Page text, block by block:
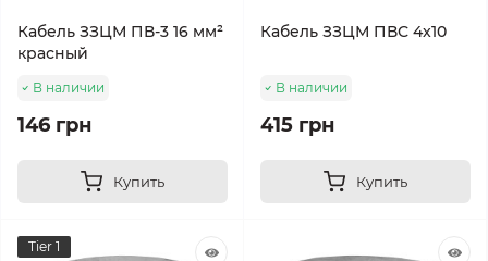
Кабель ЗЗЦМ ПВ-3 16 мм²
красный
В наличии
146 грн
Купить
Кабель ЗЗЦМ ПВС 4x10
В наличии
415 грн
Купить
Tier 1